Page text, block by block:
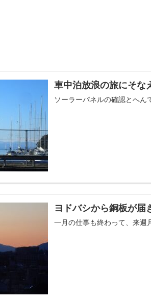
車中泊放浪の旅にそな
ソーラーパネルの確認とへん
ヨドバシから銅板が届
一月の仕事も終わって、来週